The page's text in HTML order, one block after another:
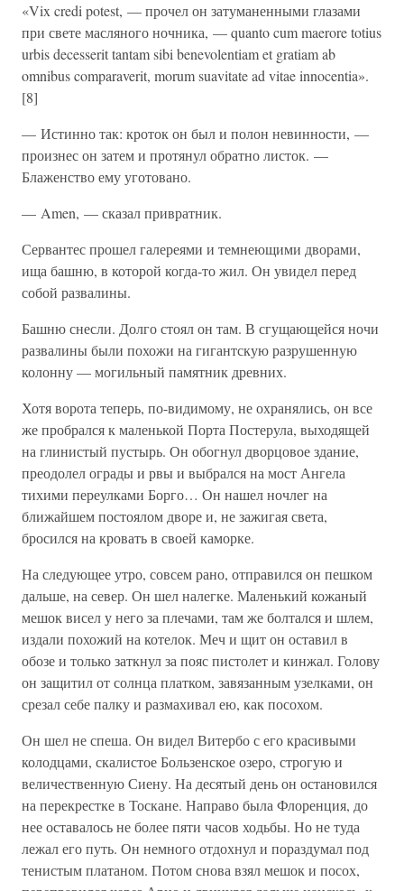
«Vix credi potest, — прочел он затуманенными глазами
при свете масляного ночника, — quanto cum maerore totius
urbis decesserit tantam sibi benevolentiam et gratiam ab
omnibus comparaverit, morum suavitate ad vitae innocentia».
[8]
— Истинно так: кроток он был и полон невинности, —
произнес он затем и протянул обратно листок. —
Блаженство ему уготовано.
— Amen, — сказал привратник.
Сервантес прошел галереями и темнеющими дворами,
ища башню, в которой когда-то жил. Он увидел перед
собой развалины.
Башню снесли. Долго стоял он там. В сгущающейся ночи
развалины были похожи на гигантскую разрушенную
колонну — могильный памятник древних.
Хотя ворота теперь, по-видимому, не охранялись, он все
же пробрался к маленькой Порта Постерула, выходящей
на глинистый пустырь. Он обогнул дворцовое здание,
преодолел ограды и рвы и выбрался на мост Ангела
тихими переулками Борго… Он нашел ночлег на
ближайшем постоялом дворе и, не зажигая света,
бросился на кровать в своей каморке.
На следующее утро, совсем рано, отправился он пешком
дальше, на север. Он шел налегке. Маленький кожаный
мешок висел у него за плечами, там же болтался и шлем,
издали похожий на котелок. Меч и щит он оставил в
обозе и только заткнул за пояс пистолет и кинжал. Голову
он защитил от солнца платком, завязанным узелками, он
срезал себе палку и размахивал ею, как посохом.
Он шел не спеша. Он видел Витербо с его красивыми
колодцами, скалистое Бользенское озеро, строгую и
величественную Сиену. На десятый день он остановился
на перекрестке в Тоскане. Направо была Флоренция, до
нее оставалось не более пяти часов ходьбы. Но не туда
лежал его путь. Он немного отдохнул и пораздумал под
тенистым платаном. Потом снова взял мешок и посох,